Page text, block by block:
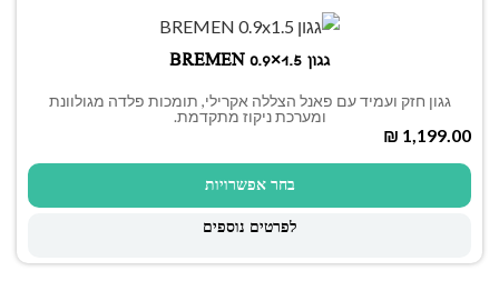
גגון BREMEN 0.9×1.5
גגון חזק ועמיד עם פאנל הצללה אקרילי, תומכות פלדה מגולוונת
ומערכת ניקוז מתקדמת.
₪
בחר אפשרויות
לפרטים נוספים